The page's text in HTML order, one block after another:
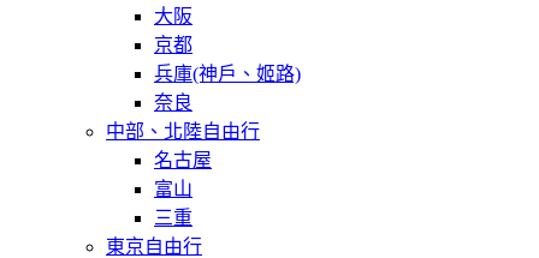
大阪
京都
兵庫(神戶、姬路)
奈良
中部、北陸自由行
名古屋
富山
三重
東京自由行